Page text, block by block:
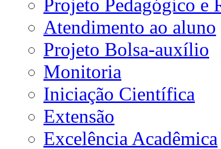
Projeto Pedagógico e
Atendimento ao aluno
Projeto Bolsa-auxílio
Monitoria
Iniciação Científica
Extensão
Excelência Acadêmica